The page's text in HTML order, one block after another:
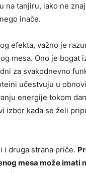
na tanjiru, iako ne
inače.
efekta, važno je
mesa. Ono je bogat
za svakodnevno
učestvuju u
energije tokom
izbor kada se želi
i druga strana priče.
mesa može imati